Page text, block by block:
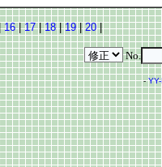
16|17|18|19|20|
No.
-